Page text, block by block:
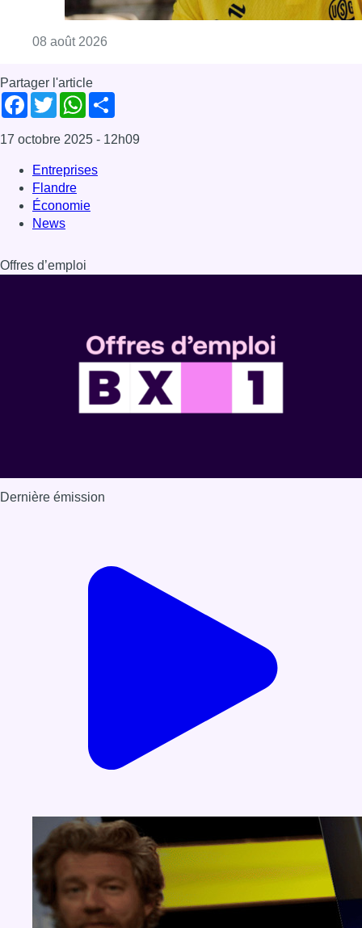
08 août 2026
Partager l'article
Facebook
TwitterWhatsApp
17 octobre 2025 - 12h09
Entreprises
Flandre
Économie
News
Offres d’emploi
Dernière émission